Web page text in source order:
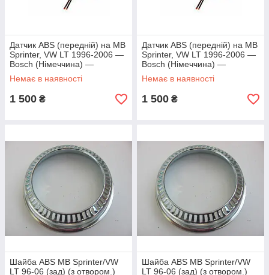
Датчик ABS (передній) на MB
Sprinter, VW LT 1996-2006 —
Bosch (Німеччина) —
0265004009
Немає в наявності
1 500 ₴
Датчик ABS (передній) на MB
Sprinter, VW LT 1996-2006 —
Bosch (Німеччина) —
0265004009
Немає в наявності
1 500 ₴
Шайба ABS MB Sprinter/VW
LT 96-06 (зад) (з отвором.)
Шайба ABS MB Sprinter/VW
LT 96-06 (зад) (з отвором.)